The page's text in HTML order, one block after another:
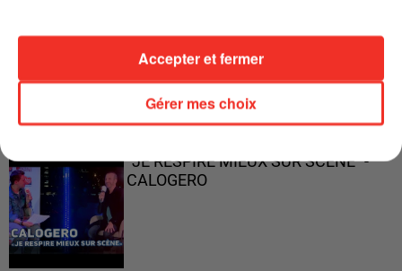
"ON N'EST PAS DES PARENTS
PARFAITS"
"JE RESPIRE MIEUX SUR SCÈNE" -
CALOGERO
Gérer mes choix
Accepter et fermer